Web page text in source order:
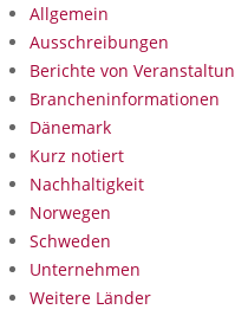
Allgemein
Ausschreibungen
Berichte von
Brancheninformationen
Dänemark
Kurz notiert
Nachhaltigkeit
Norwegen
Schweden
Unternehmen
Weitere Länder